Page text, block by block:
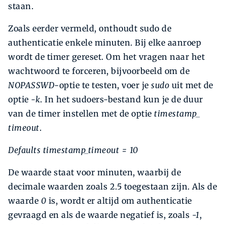
staan.
Zoals eerder vermeld, onthoudt sudo de
authenticatie enkele minuten. Bij elke aanroep
wordt de timer gereset. Om het vragen naar het
wachtwoord te forceren, bijvoorbeeld om de
NOPASSWD-optie te testen, voer je sudo uit met de
optie -k. In het sudoers-bestand kun je de duur
van de timer instellen met de optie timestamp_
timeout.
Defaults timestamp_timeout = 10
De waarde staat voor minuten, waarbij de
decimale waarden zoals 2.5 toegestaan zijn. Als de
waarde 0 is, wordt er altijd om authenticatie
gevraagd en als de waarde negatief is, zoals -1,